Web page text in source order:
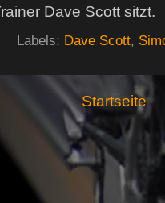
Dave Scott sitzt.
Labels: Dave Scott,
Startseite